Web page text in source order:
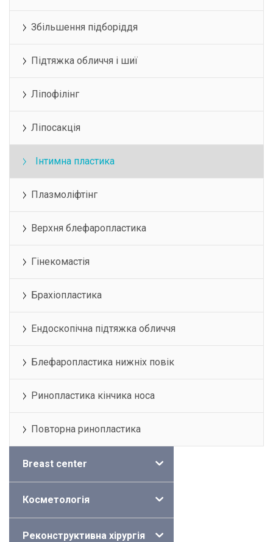
Збільшення підборіддя
Підтяжка обличчя і шиї
Ліпофілінг
Ліпосакція
Інтимна пластика
Плазмоліфтінг
Верхня блефаропластика
Гінекомастія
Брахіопластика
Ендоскопічна підтяжка обличчя
Блефаропластика нижніх повік
Ринопластика кінчика носа
Повторна ринопластика
Breast center
Косметологія
Реконструктивна хірургія